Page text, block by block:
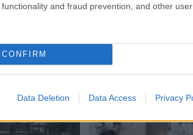
and fraud prevention, and other user
CONFIRM
Data Deletion Data Access Privacy
ΠΟΛΙΤΙΚΗ